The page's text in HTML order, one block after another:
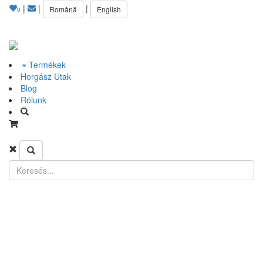
0 | | Română | English
Termékek
Horgász Utak
Blog
Rólunk